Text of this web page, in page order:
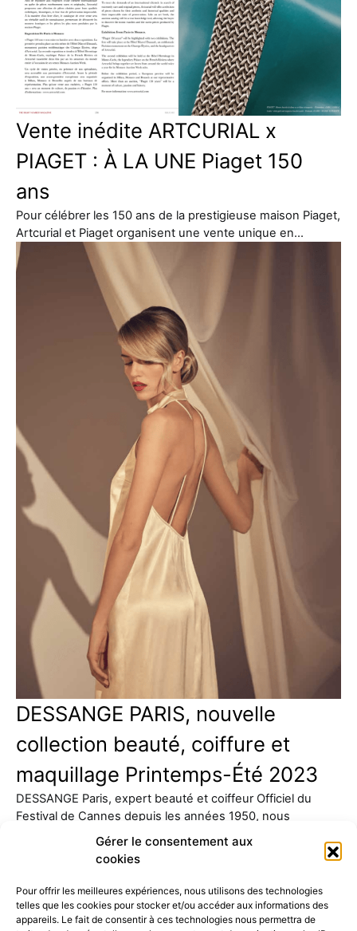
Gérer le consentement aux
cookies
Pour offrir les meilleures expériences, nous utilisons des technologies
telles que les cookies pour stocker et/ou accéder aux informations des
appareils. Le fait de consentir à ces technologies nous permettra de
Vente inédite ARTCURIAL x
PIAGET : À LA UNE Piaget 150
ans
Pour célébrer les 150 ans de la prestigieuse maison Piaget,
Artcurial et Piaget organisent une vente unique en…
DESSANGE PARIS, nouvelle
collection beauté, coiffure et
maquillage Printemps-Été 2023
DESSANGE Paris, expert beauté et coiffeur Officiel du
Festival de Cannes depuis les années 1950, nous